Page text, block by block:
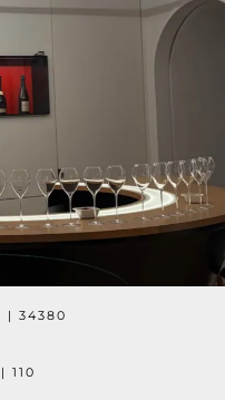
| 34380
| 110